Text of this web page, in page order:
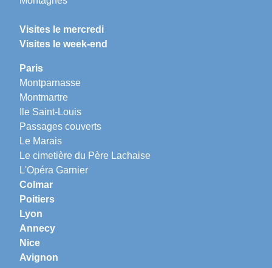
Visites le mercredi
Visites le week-end
Paris
Montparnasse
Montmartre
Ile Saint-Louis
Passages couverts
Le Marais
Le cimetière du Père Lachaise
L'Opéra Garnier
Colmar
Poitiers
Lyon
Annecy
Nice
Avignon